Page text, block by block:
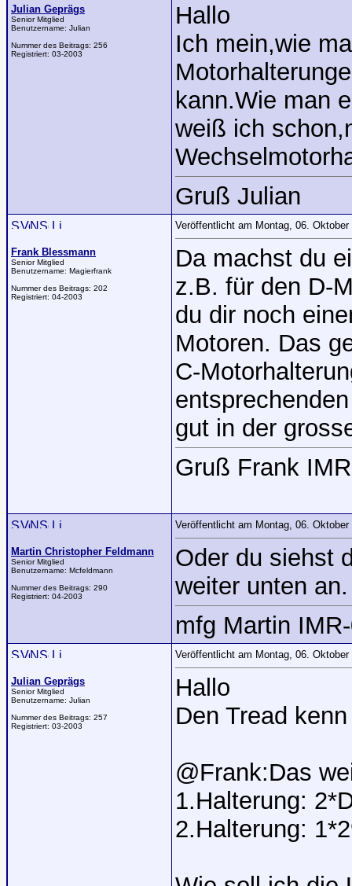
Julian Geprägs
Senior Mitglied
Benutzername: Julian
Nummer des Beitrags: 256
Registriert: 03-2003
Hallo
Ich mein,wie
kann.Wie man
weiß ich
Gruß Julian
Frank Blessmann
Senior Mitglied
Benutzername: Magierfrank
Nummer des Beitrags: 202
Registriert: 04-2003
Veröffentlicht am Montag, 06.
Da machst du
z.B. für den D-
du dir noch
Motoren. Das
C-
gut in der
Gruß Frank
Martin Christopher Feldmann
Senior Mitglied
Benutzername: Mcfeldmann
Nummer des Beitrags: 290
Registriert: 04-2003
Veröffentlicht am Montag, 06.
Oder du siehst
weiter unten
mfg Martin
Julian Geprägs
Senior Mitglied
Benutzername: Julian
Nummer des Beitrags: 257
Registriert: 03-2003
Veröffentlicht am Montag, 06.
Hallo
Den Tread
@Frank:Das
1.Halterung:
2.Halterung: